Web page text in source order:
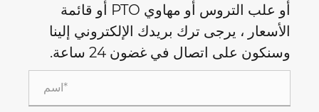
أو علب التروس أو مهاوي PTO أو قائمة
الأسعار ، يرجى ترك بريدك الإلكتروني إلينا
وسنكون على اتصال في غضون 24 ساعة.